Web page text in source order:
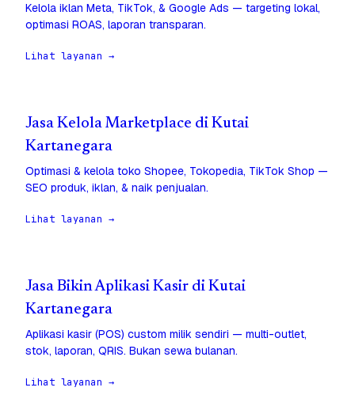
Kelola iklan Meta, TikTok, & Google Ads — targeting lokal,
optimasi ROAS, laporan transparan.
Lihat layanan →
Jasa Kelola Marketplace di Kutai
Kartanegara
Optimasi & kelola toko Shopee, Tokopedia, TikTok Shop —
SEO produk, iklan, & naik penjualan.
Lihat layanan →
Jasa Bikin Aplikasi Kasir di Kutai
Kartanegara
Aplikasi kasir (POS) custom milik sendiri — multi-outlet,
stok, laporan, QRIS. Bukan sewa bulanan.
Lihat layanan →